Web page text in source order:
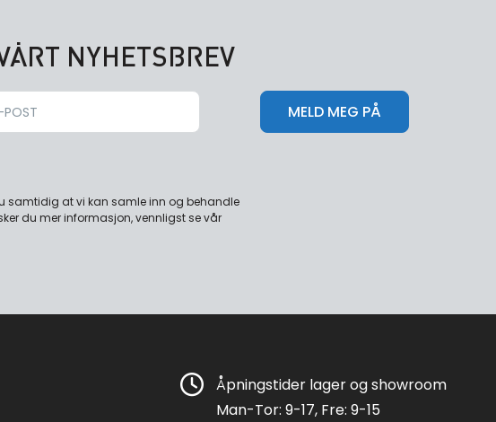
NYHETSBREV
samtidig at vi kan samle inn og behandle
du mer informasjon, vennligst se vår
Åpningstider lager og showroom
Man-Tor: 9-17, Fre: 9-15